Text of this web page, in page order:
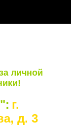
личной
г.
д. 3